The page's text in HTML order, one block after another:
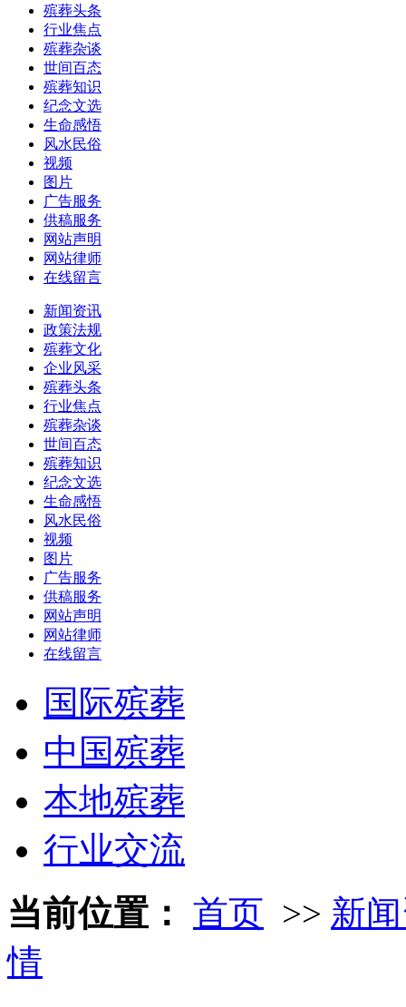
殡葬头条
行业焦点
殡葬杂谈
世间百态
殡葬知识
纪念文选
生命感悟
风水民俗
视频
图片
广告服务
供稿服务
网站声明
网站律师
在线留言
新闻资讯
政策法规
殡葬文化
企业风采
殡葬头条
行业焦点
殡葬杂谈
世间百态
殡葬知识
纪念文选
生命感悟
风水民俗
视频
图片
广告服务
供稿服务
网站声明
网站律师
在线留言
国际殡葬
中国殡葬
本地殡葬
行业交流
当前位置： 首页 >> 新
情